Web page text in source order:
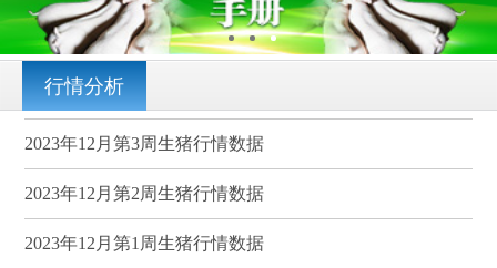
行情分析
2023年12月第3周生猪行情数据
2023年12月第2周生猪行情数据
2023年12月第1周生猪行情数据